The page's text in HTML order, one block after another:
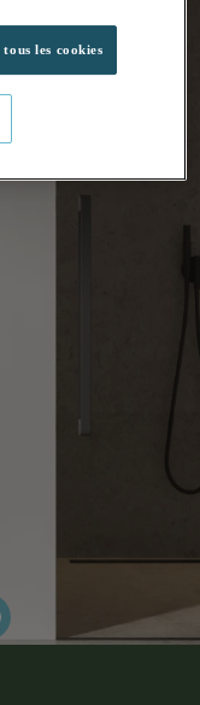
les cookies